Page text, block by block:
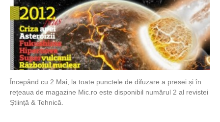
Începând cu 2 Mai, la toate punctele de difuzare a presei și în
rețeaua de magazine Mic.ro este disponibil numărul 2 al revistei
Știință & Tehnică.